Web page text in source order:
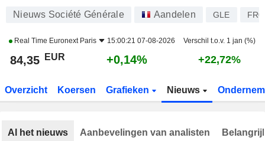
Nieuws Société Générale Aandelen GLE
Real Time Euronext Paris 15:00:21 07-08-2026 Verschil t.o.v. 1 jan (%)
84,35 EUR +0,14% +22,72%
Overzicht Koersen Grafieken Nieuws
Al het nieuws Aanbevelingen van analisten